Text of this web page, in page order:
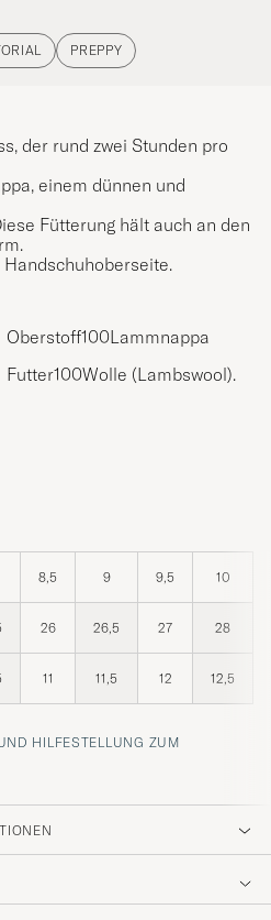
PREPPY
der rund zwei Stunden pro
einem dünnen und
Fütterung hält auch an den
Oberstoff100Lammnappa
Futter100Wolle (Lambswool).
8,5 9 9,5 10
26 26,5 27 28
11 11,5 12 12,5
HILFESTELLUNG ZUM R